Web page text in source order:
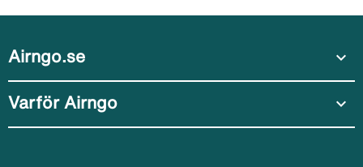
Airngo.se expand_more
Varför Airngo expand_more